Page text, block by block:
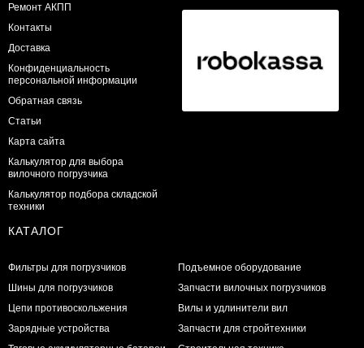
Ремонт АКПП
Контакты
Доставка
Конфиденциальность
персональной информации
Обратная связь
Статьи
Карта сайта
Калькулятор для выбора
вилочного погрузчика
Калькулятор подбора складской
техники
КАТАЛОГ
Фильтры для погрузчиков
Шины для погрузчиков
Цепи противоскольжения
Зарядные устройства
Подъемное оборудование
Запчасти вилочных погрузчиков
Вилы и удлинители вил
Запчасти для стройтехники